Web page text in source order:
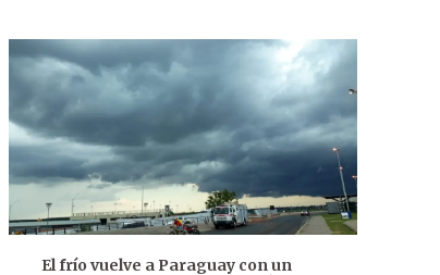
El frío vuelve a Paraguay con un